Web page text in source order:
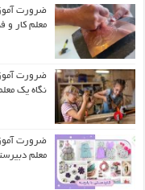
ضرورت
معلم کار و
ضرورت
نگاه یک
ضرورت
معلم